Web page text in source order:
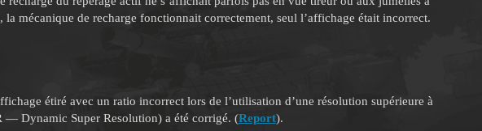
la mécanique de recharge fonctionnait correctement, seul l’affichage était incorrect.
étiré avec un ratio incorrect lors de l’utilisation d’une résolution supérieure à
— Dynamic Super Resolution) a été corrigé. (Report).